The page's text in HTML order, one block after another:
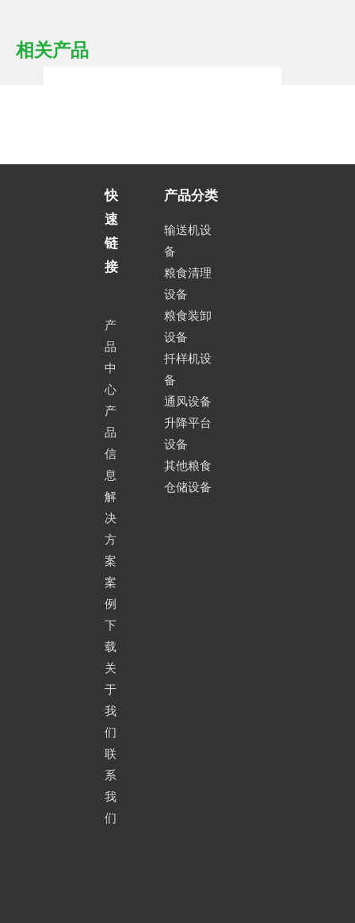
作人员会在最短的时间内上门对设备进行检修。
装车皮带输送机规格参数哪些需要注意
移动式散粮装车皮带输送机都有哪些型号，一文为您解释说明！
相关产品
移动式装车皮带输送机设备
登高抛粮移动皮带输送机
登高伸缩移动皮带式输送机
双翼装卸移动伸缩皮带输送机
快
速
链
接
产
品
中
心
产
品
信
息
解
决
方
案
案
例
下
载
关
于
我
们
联
系
我
们
产品分类
输送机设
备
粮食清理
设备
粮食装卸
设备
扦样机设
备
通风设备
升降平台
设备
其他粮食
仓储设备